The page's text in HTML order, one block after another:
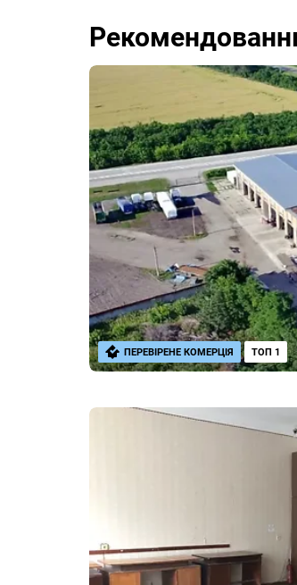
ПЕРЕВІРЕНЕ КОМЕРЦІЯ ТОП 1